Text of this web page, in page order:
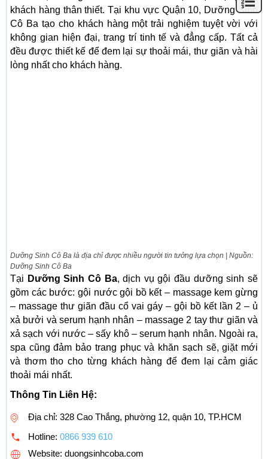
khách hàng thân thiết. Tại khu vực Quận 10, Dưỡng Sinh
Cô Ba tạo cho khách hàng một trải nghiệm tuyệt vời với
không gian hiện đại, trang trí tinh tế và đẳng cấp. Tất cả
đều được thiết kế để đem lại sự thoải mái, thư giãn và hài
lòng nhất cho khách hàng.
Dưỡng Sinh Cô Ba là địa chỉ được nhiều người tin tưởng lựa chọn | Nguồn:
Dưỡng Sinh Cô Ba
Tại Dưỡng Sinh Cô Ba, dịch vụ gội đầu dưỡng sinh sẽ
gồm các bước: gội nước gội bồ kết – massage kem gừng
– massage thư giãn đầu cổ vai gáy – gội bồ kết lần 2 – ủ
xả bưởi và serum hạnh nhân – massage 2 tay thư giãn và
xả sạch với nước – sấy khô – serum hạnh nhân. Ngoài ra,
spa cũng đảm bảo trang phục và khăn sạch sẽ, giặt mới
và thơm tho cho từng khách hàng để đem lại cảm giác
thoải mái nhất.
Thông Tin Liên Hệ:
Địa chỉ: 328 Cao Thắng, phường 12, quận 10, TP.HCM
Hotline: 0866 939 610
Website: duongsinhcoba.com